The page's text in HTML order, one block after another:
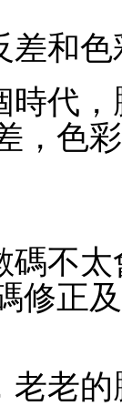
差和
時代
，色
碼不
修正
老老